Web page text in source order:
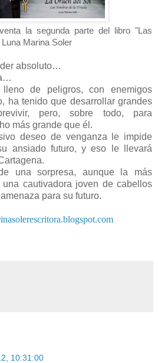
la segunda parte del libro "Las
Marina Soler
absoluto…
de peligros, con enemigos
ha tenido que desarrollar grandes
pero, sobre todo, para
más grande que él.
deseo de venganza le impide
ansiado futuro, y eso le llevará
una sorpresa, aunque la más
cautivadora joven de cabellos
para su futuro.
10:31:00